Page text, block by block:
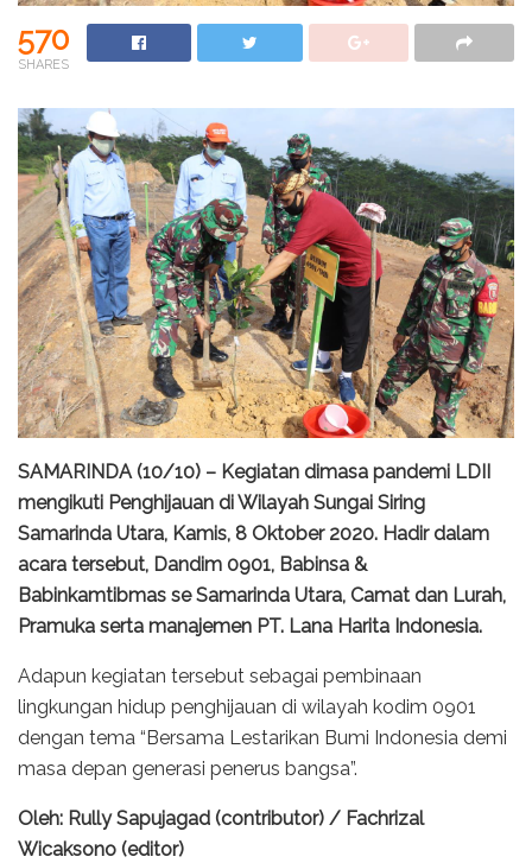
570
SHARES
SAMARINDA (10/10) – Kegiatan dimasa pandemi LDII
mengikuti Penghijauan di Wilayah Sungai Siring
Samarinda Utara, Kamis, 8 Oktober 2020. Hadir dalam
acara tersebut, Dandim 0901, Babinsa &
Babinkamtibmas se Samarinda Utara, Camat dan Lurah,
Pramuka serta manajemen PT. Lana Harita Indonesia.
Adapun kegiatan tersebut sebagai pembinaan
lingkungan hidup penghijauan di wilayah kodim 0901
dengan tema “Bersama Lestarikan Bumi Indonesia demi
masa depan generasi penerus bangsa”.
Oleh: Rully Sapujagad (contributor) / Fachrizal
Wicaksono (editor)